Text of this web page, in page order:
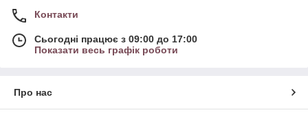
Контакти
Сьогодні працює з 09:00 до 17:00
Показати весь графік роботи
Про нас